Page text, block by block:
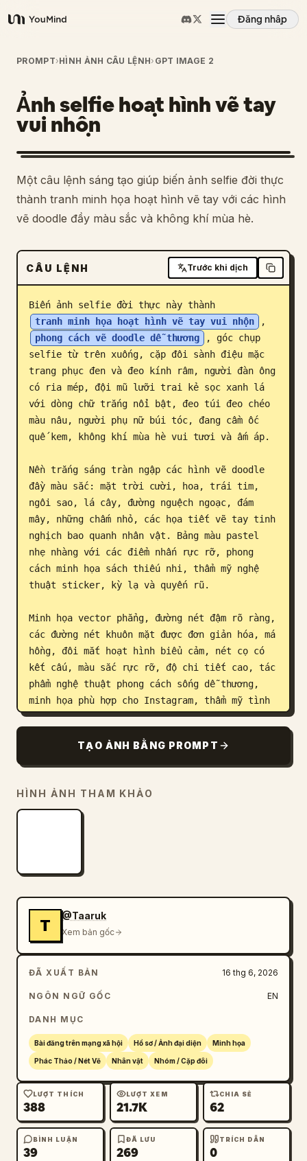
YouMind
Đăng nhập
Tổng quan
Các trường hợp sử dụng
Kỹ năng
Lời nhắc
Tải xuống
Blog
Cập nhật
PROMPT›HÌNH ẢNH CÂU LỆNH› GPT IMAGE 2
Ảnh selfie hoạt hình vẽ tay
vui nhộn
1
Một câu lệnh sáng tạo giúp biến ảnh selfie đời thực
thành tranh minh họa hoạt hình vẽ tay với các hình
vẽ doodle đầy màu sắc và không khí mùa hè.
CÂU LỆNH Trước khi dịch
Biến ảnh selfie đời thực này thành
tranh minh họa hoạt hình vẽ tay vui nhộn
,
phong cách vẽ doodle dễ thương
, góc chụp
selfie từ trên xuống, cặp đôi sành điệu mặc
trang phục đen và đeo kính râm, người đàn ông
có ria mép, đội mũ lưỡi trai kẻ sọc xanh lá
với dòng chữ trắng nổi bật, đeo túi đeo chéo
màu nâu, người phụ nữ búi tóc, đang cầm ốc
quế kem, không khí mùa hè vui tươi và ấm áp.
Nền trắng sáng tràn ngập các hình vẽ doodle
đầy màu sắc: mặt trời cười, hoa, trái tim,
ngôi sao, lá cây, đường nguệch ngoạc, đám
mây, những chấm nhỏ, các họa tiết vẽ tay tinh
nghịch bao quanh nhân vật. Bảng màu pastel
nhẹ nhàng với các điểm nhấn rực rỡ, phong
cách minh họa sách thiếu nhi, thẩm mỹ nghệ
thuật sticker, kỳ lạ và quyến rũ.
Minh họa vector phẳng, đường nét đậm rõ ràng,
các đường nét khuôn mặt được đơn giản hóa, má
hồng, đôi mắt hoạt hình biểu cảm, nét cọ có
kết cấu, màu sắc rực rỡ, độ chi tiết cao, tác
phẩm nghệ thuật phong cách sống dễ thương,
minh họa phù hợp cho Instagram, thẩm mỹ tình
yêu ấm áp, poster doodle hiện đại, tâm trạng
Bố cục:
- Cặp đôi ở vị trí trung tâm
- Nhìn rõ ốc quế kem
- Nền trắng sạch sẽ
TẠO ẢNH BẰNG PROMPT
HÌNH ẢNH THAM KHẢO
T
@Taaruk
Xem bản gốc
ĐÃ XUẤT BẢN 16 thg 6, 2026
NGÔN NGỮ GỐC EN
DANH MỤC
Bài đăng trên mạng xã hội Hồ sơ / Ảnh đại diện Minh họa
Phác Thảo / Nét Vẽ Nhân vật Nhóm / Cặp đôi
LƯỢT THÍCH
388
LƯỢT XEM
21.7K
CHIA SẺ
62
BÌNH LUẬN
39
ĐÃ LƯU
269
TRÍCH DẪN
0